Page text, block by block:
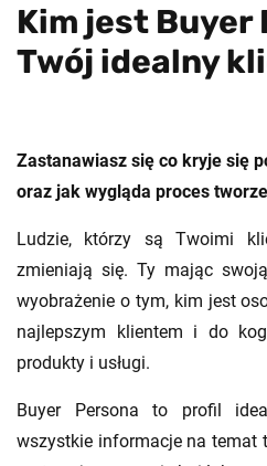
Kim jest Buyer
Twój idealny
Zastanawiasz się co kryje się
oraz jak wygląda proces
Ludzie, którzy są Twoimi
zmieniają się. Ty mając
wyobrażenie o tym, kim jest
najlepszym klientem i do
produkty i usługi.
Buyer Persona to profil
wszystkie informacje na temat